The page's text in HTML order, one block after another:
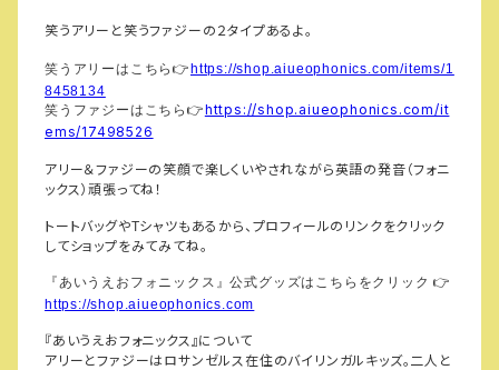
笑うアリーと笑うファジーの２タイプあるよ。
笑うアリーはこちら👉 https://shop.aiueophonics.com/items/1
8458134
笑うファジーはこちら 👉https://shop.aiueophonics.com/it
ems/17498526
アリー＆ファジーの笑顔で楽しくいやされながら英語の発音（フォニ
ックス）頑張ってね！
トートバッグやTシャツもあるから、プロフィールのリンクをクリック
してショップをみてみてね。
『あいうえおフォニックス』公式グッズはこちらをクリック 👉
https://shop.aiueophonics.com
『あいうえおフォニックス』について
アリーとファジーはロサンゼルス在住のバイリンガルキッズ。二人と